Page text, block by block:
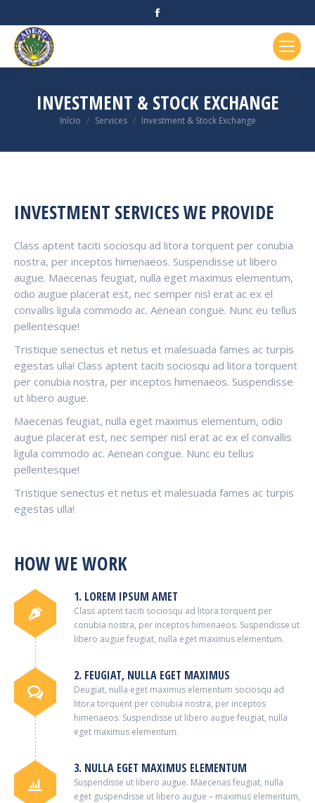
in
window
INVESTMENT & STOCK EXCHANGE
Você está aqui:
Início Services Investment & Stock Exchange
INVESTMENT SERVICES WE PROVIDE
Class aptent taciti sociosqu ad litora torquent per conubia
nostra, per inceptos himenaeos. Suspendisse ut libero
augue. Maecenas feugiat, nulla eget maximus elementum,
odio augue placerat est, nec semper nisl erat ac ex el
convallis ligula commodo ac. Aenean congue. Nunc eu tellus
pellentesque!
Tristique senectus et netus et malesuada fames ac turpis
egestas ulla! Class aptent taciti sociosqu ad litora torquent
per conubia nostra, per inceptos himenaeos. Suspendisse
ut libero augue.
Maecenas feugiat, nulla eget maximus elementum, odio
augue placerat est, nec semper nisl erat ac ex el convallis
ligula commodo ac. Aenean congue. Nunc eu tellus
pellentesque!
Tristique senectus et netus et malesuada fames ac turpis
egestas ulla!
HOW WE WORK
1. LOREM IPSUM AMET
Class aptent taciti sociosqu ad litora torquent per
conubia nostra, per inceptos himenaeos. Suspendisse ut
libero augue feugiat, nulla eget maximus elementum.
2. FEUGIAT, NULLA EGET MAXIMUS
Deugiat, nulla eget maximus elementum sociosqu ad
litora torquent per conubia nostra, per inceptos
himenaeos. Suspendisse ut libero augue feugiat, nulla
eget maximus elementum.
3. NULLA EGET MAXIMUS ELEMENTUM
Suspendisse ut libero augue. Maecenas feugiat, nulla
eget guspendisse ut libero augue – maximus elementum,